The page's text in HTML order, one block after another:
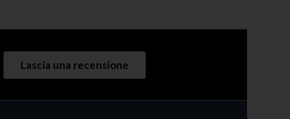
Lascia una recensione